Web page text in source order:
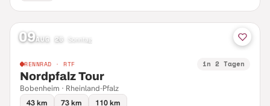
09AUG 26 Sonntag
RENNRAD · RTF in 2 Tagen
Nordpfalz Tour
Bobenheim · Rheinland-Pfalz
43 km
73 km 110 km